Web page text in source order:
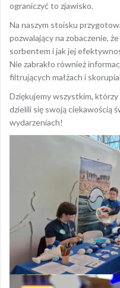
ograniczyć to zjawisko.
Na naszym stoisku
pozwalający na zobaczenie,
sorbentem i jak jej
Nie zabrakło również
filtrujących małżach i
Dziękujemy wszystkim,
dzielili się swoją ciekawością
wydarzeniach!